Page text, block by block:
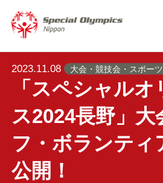
2023.11.08 大会・競技会・スポー
「スペシャル
ス2024長野」大
フ・ボランティ
公開！